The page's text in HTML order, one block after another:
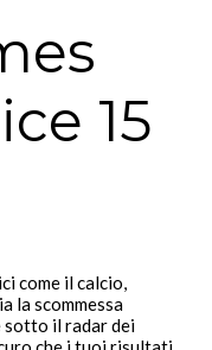
15
come il calcio,
la scommessa
sotto il radar dei